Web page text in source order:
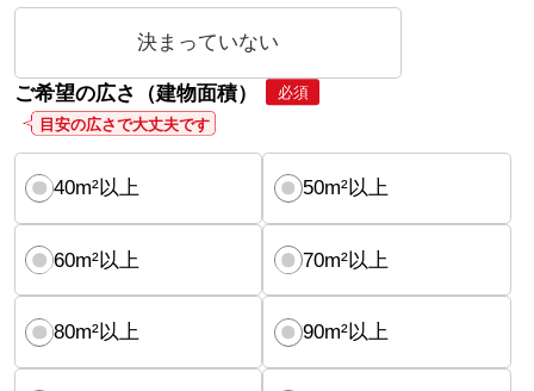
決まっていない
ご希望の広さ（建物面積）
必須
目安の広さで大丈夫です
40m²以上 50m²以上
60m²以上 70m²以上
80m²以上 90m²以上